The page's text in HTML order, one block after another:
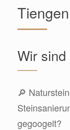
Tiengen
Wir
🔎
gegoogelt?